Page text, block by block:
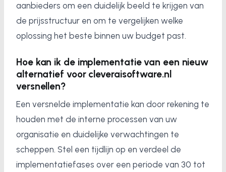
aanbieders om een duidelijk beeld te krijgen van
de prijsstructuur en om te vergelijken welke
oplossing het beste binnen uw budget past.
Hoe kan ik de implementatie van een nieuw
alternatief voor cleveraisoftware.nl
versnellen?
Een versnelde implementatie kan door rekening te
houden met de interne processen van uw
organisatie en duidelijke verwachtingen te
scheppen. Stel een tijdlijn op en verdeel de
implementatiefases over een periode van 30 tot